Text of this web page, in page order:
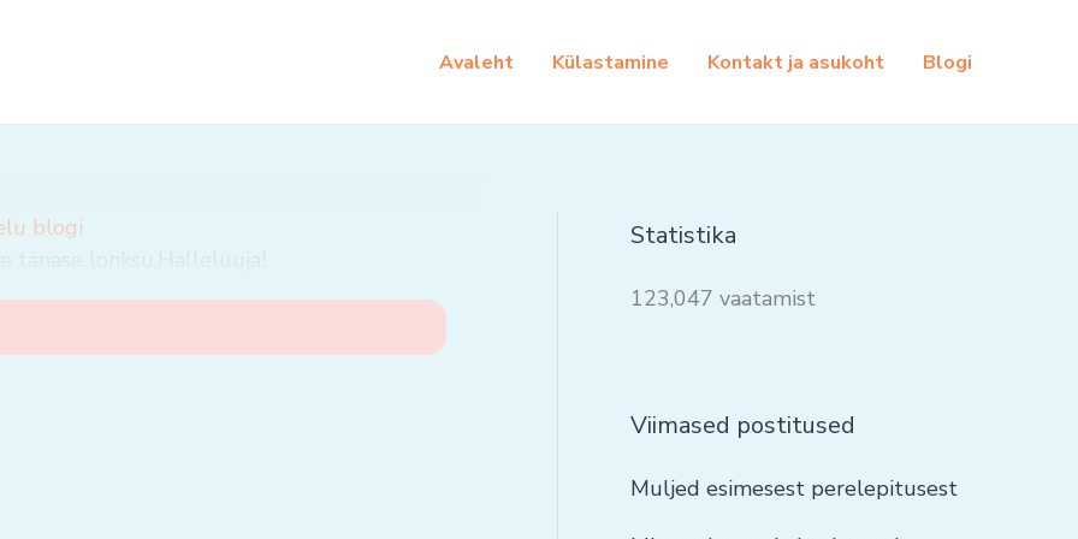
Avaleht Külastamine Kontakt ja asukoht Blogi
blogi
Statistika
123,047 vaatamist
Viimased postitused
Muljed esimesest perelepitusest